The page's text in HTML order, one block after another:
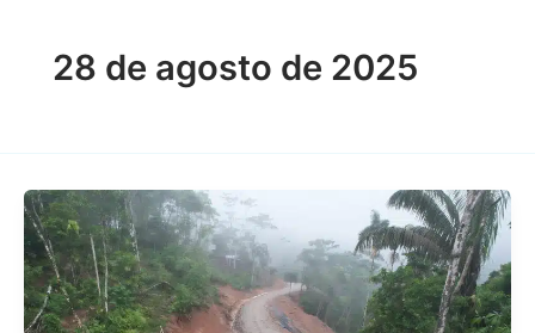
28 de agosto de 2025